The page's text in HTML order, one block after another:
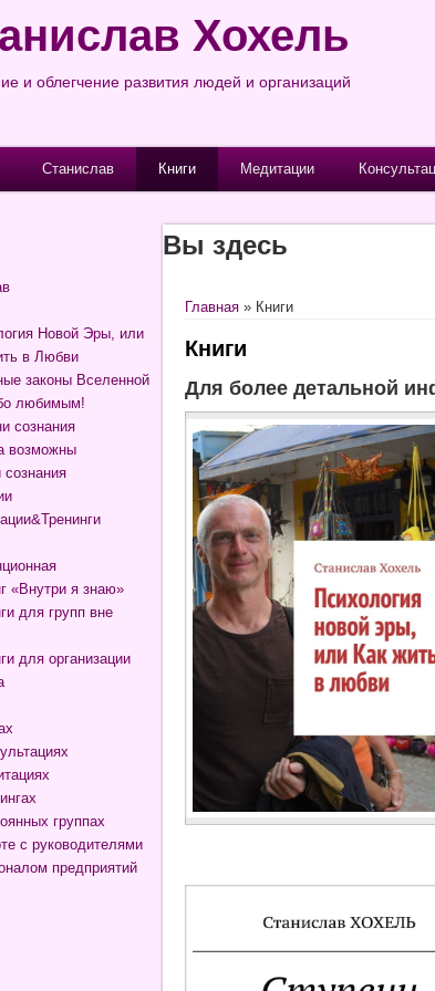
Хохель
и облегчение развития людей и организаций
Станислав Книги Медитации
Вы здесь
Главная » Книги
Книги
Для более детальной
Новой Эры, или
в Любви
законы Вселенной
любимым!
сознания
возможны
сознания
«Внутри я знаю»
для групп вне
для организации
группах
с руководителями
предприятий